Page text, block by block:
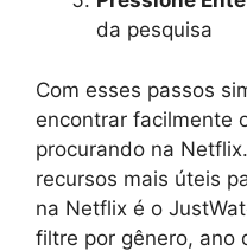
da pesquisa
Com esses passos
encontrar facilmente
procurando na
recursos mais úteis
na Netflix é o
filtre por gênero, ano